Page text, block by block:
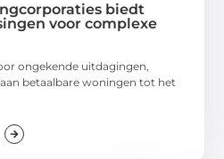
biedt
voor complexe
ongekende uitdagingen,
betaalbare woningen tot het